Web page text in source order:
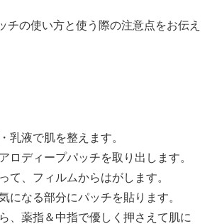
チの使い方と使う際の注意点をお伝え
乳液で肌を整えます。
ロディープパッチを取り出します。
て、フィルムからはがします。
になる部分にパッチを貼ります。
、薬指＆中指で優しく押さえて肌に